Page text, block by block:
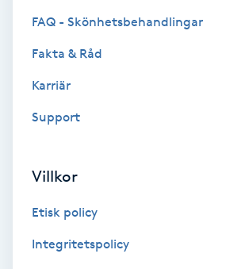
Gravidyoga
Hatha Yoga
Headspa
FAQ - Skönhetsbehandlingar
Fakta & Råd
Karriär
Support
Villkor
Etisk policy
Integritetspolicy